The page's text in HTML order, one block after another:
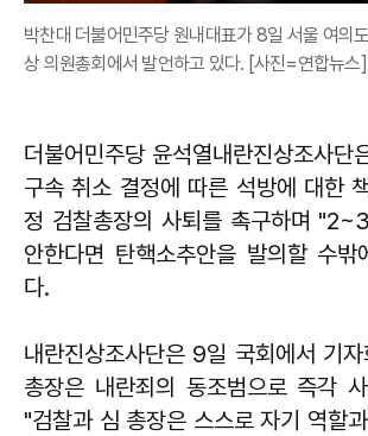
박찬대 더불어민주당 원내대표가 8일 서울 여의
상 의원총회에서 발언하고 있다. [사진=연합뉴스]
더불어민주당 윤석열내란진상조사단
구속 취소 결정에 따른 석방에 대한
정 검찰총장의 사퇴를 촉구하며
안한다면 탄핵소추안을 발의할 수
다.
내란진상조사단은 9일 국회에서 기
총장은 내란죄의 동조범으로 즉각
"검찰과 심 총장은 스스로 자기 역할